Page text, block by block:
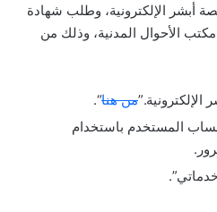
أبشر الإلكترونية، وطلب شهادة
الأحوال المدنية، وذلك من
من هنا“.
المستخدم باستخدام